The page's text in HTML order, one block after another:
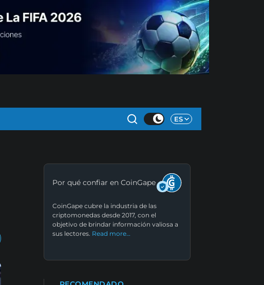
ES
Por qué confiar en CoinGape
CoinGape cubre la industria de las
criptomonedas desde 2017, con el
objetivo de brindar información valiosa a
sus lectores. Read more…